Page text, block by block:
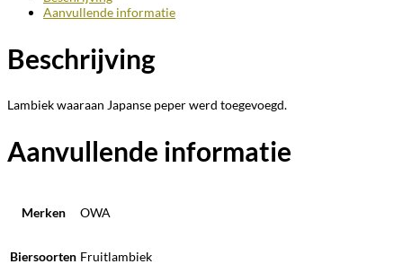
Aanvullende informatie
Beschrijving
Lambiek waaraan Japanse peper werd toegevoegd.
Aanvullende informatie
Merken OWA
Biersoorten Fruitlambiek